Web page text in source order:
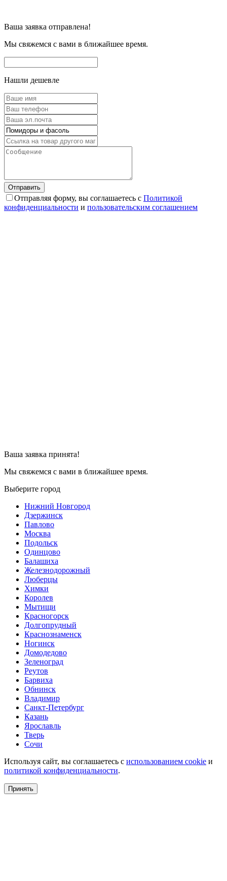
Ваша заявка отправлена!
Мы свяжемся с вами в ближайшее время.
Нашли дешевле
Отправляя форму, вы соглашаетесь с Политикой
конфиденциальности и пользовательским соглашением
Ваша заявка принята!
Мы свяжемся с вами в ближайшее время.
Выберите город
Нижний Новгород
Дзержинск
Павлово
Москва
Подольск
Одинцово
Балашиха
Железнодорожный
Люберцы
Химки
Королев
Мытищи
Красногорск
Долгопрудный
Краснознаменск
Ногинск
Домодедово
Зеленоград
Реутов
Барвиха
Обнинск
Владимир
Санкт-Петербург
Казань
Ярославль
Тверь
Сочи
Используя сайт, вы соглашаетесь с использованием cookie и
политикой конфиденциальности.
Принять